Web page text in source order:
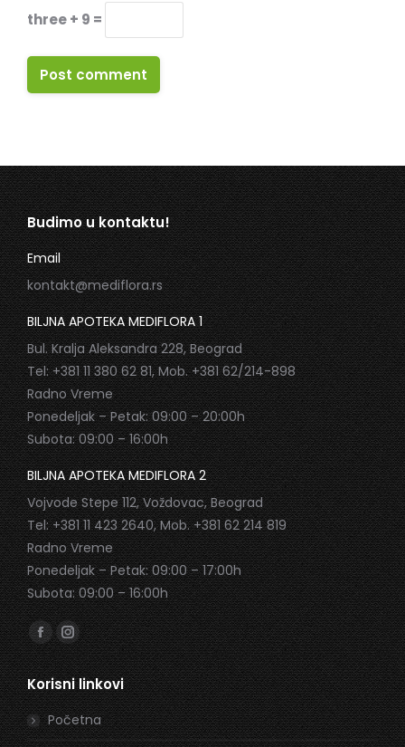
three + 9 =
Post comment
Budimo u kontaktu!
Email
kontakt@mediflora.rs
BILJNA APOTEKA MEDIFLORA 1
Bul. Kralja Aleksandra 228, Beograd
Tel: +381 11 380 62 81, Mob. +381 62/214-898
Radno Vreme
Ponedeljak – Petak: 09:00 – 20:00h
Subota: 09:00 – 16:00h
BILJNA APOTEKA MEDIFLORA 2
Vojvode Stepe 112, Voždovac, Beograd
Tel: +381 11 423 2640, Mob. +381 62 214 819
Radno Vreme
Ponedeljak – Petak: 09:00 – 17:00h
Subota: 09:00 – 16:00h
Find us on:
Facebook
page
opens
in
new
Instagram
page
opens
in
new
Korisni linkovi
Početna